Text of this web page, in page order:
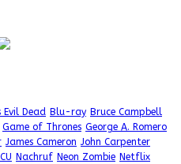
Evil Dead Blu-ray Bruce Campbell
Game of Thrones George A. Romero
James Cameron John Carpenter
Nachruf Neon Zombie Netflix